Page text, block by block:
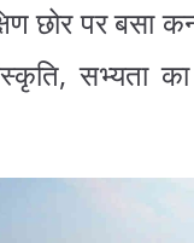
छोर पर बसा
सभ्यता का